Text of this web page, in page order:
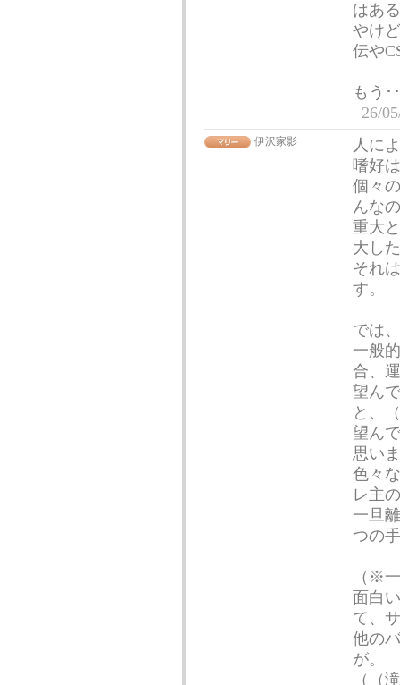
はある
やけ
伝や
もう･
26/
伊沢家影
人に
嗜好
個々
んな
重大
大し
それ
す。
では
一般
合、
望ん
と、
望ん
思い
色々
レ主
一旦
つの
（※
面白
て、
他の
が。
（（